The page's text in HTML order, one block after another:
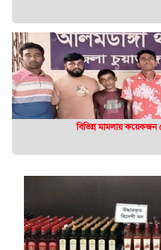
বিভিন্ন মামলায় কয়েকজন